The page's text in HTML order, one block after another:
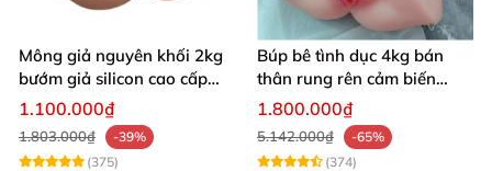
Mông giả nguyên khối 2kg
bướm giả silicon cao cấp
giá rẻ hotgirl Nhật Bản 18+
1.100.000₫
1.803.000₫
-39%
(375)
Búp bê tình dục 4kg bán
thân rung rên cảm biến
chân xoè hồng hào như
1.800.000₫
5.142.000₫
-65%
(374)